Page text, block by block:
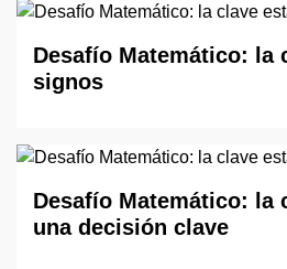
Desafío Matemático: la
signos
Desafío Matemático: la
una decisión clave